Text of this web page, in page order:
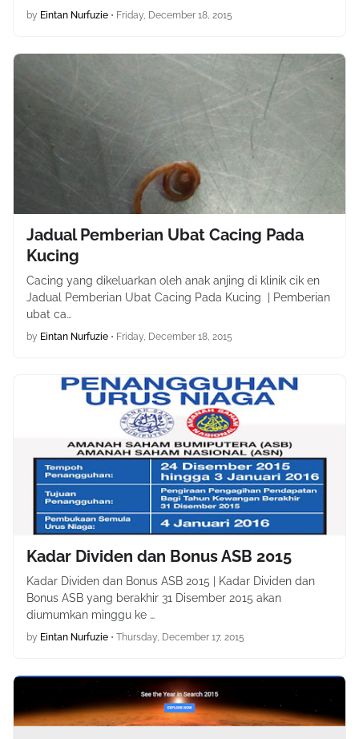
by Eintan Nurfuzie • Friday, December 18, 2015
Jadual Pemberian Ubat Cacing Pada
Kucing
Cacing yang dikeluarkan oleh anak anjing di klinik cik en
Jadual Pemberian Ubat Cacing Pada Kucing | Pemberian
ubat ca…
by Eintan Nurfuzie • Friday, December 18, 2015
Kadar Dividen dan Bonus ASB 2015
Kadar Dividen dan Bonus ASB 2015 | Kadar Dividen dan
Bonus ASB yang berakhir 31 Disember 2015 akan
diumumkan minggu ke …
by Eintan Nurfuzie • Thursday, December 17, 2015